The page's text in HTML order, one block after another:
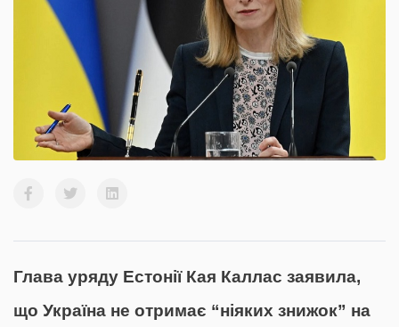
Глава уряду Естонії Кая Каллас заявила,
що Україна не отримає “ніяких знижок” на